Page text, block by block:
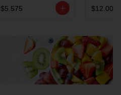
COSTILLAR A
$5.575 $12.000